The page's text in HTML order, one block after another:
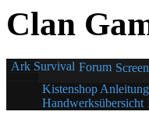
Clan
Ark Survival Forum
Kistenshop Anleitung
Handwerksübersicht